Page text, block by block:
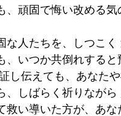
、頑固で悔い改める
人たちを、しつこ
いつか共倒れすると
し伝えても、あなた
しばらく祈りなが
い導いた方が、あ